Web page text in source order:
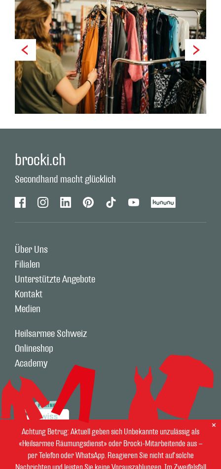
Achtung Betrug: Aktuell geben sich Unbekannte unzulässig als
«Heilsarmee Räumungsdienst» oder Brocki-Mitarbeitende aus –
per Telefon oder WhatsApp. Reagieren Sie nicht auf solche
brocki.ch
Secondhand macht glücklich
FacebookInstagramLinkedin PinterestTiktok Youtube
Über Uns
Filialen
Unterstützte Angebote
Kontakt
Medien
Heilsarmee Schweiz
Onlineshop
Academy